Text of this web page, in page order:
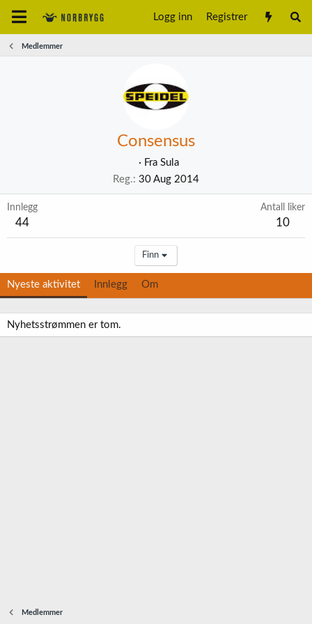
Logg inn Registrer
Medlemmer
Consensus
· Fra Sula
Reg. 30 Aug 2014
Innlegg
44
Antall liker
10
Finn
Nyeste aktivitet Innlegg Om
Nyhetsstrømmen er tom.
Medlemmer